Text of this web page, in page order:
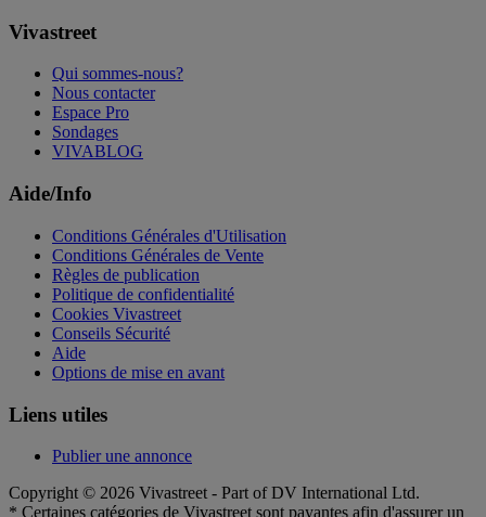
Vivastreet
Qui sommes-nous?
Nous contacter
Espace Pro
Sondages
VIVABLOG
Aide/Info
Conditions Générales d'Utilisation
Conditions Générales de Vente
Règles de publication
Politique de confidentialité
Cookies Vivastreet
Conseils Sécurité
Aide
Options de mise en avant
Liens utiles
Publier une annonce
Copyright © 2026 Vivastreet - Part of DV International Ltd.
* Certaines catégories de Vivastreet sont payantes afin d'assurer un